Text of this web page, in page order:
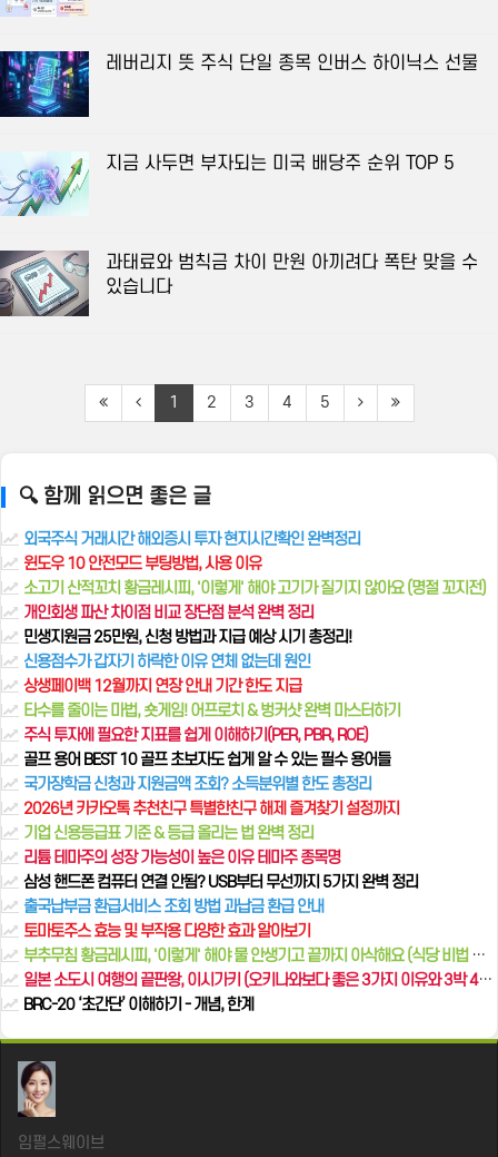
레버리지 뜻 주식 단일 종목 인버스 하이닉스 선물
지금 사두면 부자되는 미국 배당주 순위 TOP 5
과태료와 범칙금 차이 만원 아끼려다 폭탄 맞을 수
있습니다
1 2 3 4 5
🔍 함께 읽으면 좋은 글
외국주식 거래시간 해외증시 투자 현지시간확인 완벽정리
윈도우 10 안전모드 부팅방법, 사용 이유
소고기 산적꼬치 황금레시피, '이렇게' 해야 고기가 질기지 않아요 (명절 꼬지전)
개인회생 파산 차이점 비교 장단점 분석 완벽 정리
민생지원금 25만원, 신청 방법과 지급 예상 시기 총정리!
신용점수가 갑자기 하락한 이유 연체 없는데 원인
상생페이백 12월까지 연장 안내 기간 한도 지급
타수를 줄이는 마법, 숏게임! 어프로치 & 벙커샷 완벽 마스터하기
주식 투자에 필요한 지표를 쉽게 이해하기(PER, PBR, ROE)
골프 용어 BEST 10 골프 초보자도 쉽게 알 수 있는 필수 용어들
국가장학금 신청과 지원금액 조회? 소득분위별 한도 총정리
2026년 카카오톡 추천친구 특별한친구 해제 즐겨찾기 설정까지
기업 신용등급표 기준 & 등급 올리는 법 완벽 정리
리튬 테마주의 성장 가능성이 높은 이유 테마주 종목명
삼성 핸드폰 컴퓨터 연결 안됨? USB부터 무선까지 5가지 완벽 정리
출국납부금 환급서비스 조회 방법 과납금 환급 안내
토마토주스 효능 및 부작용 다양한 효과 알아보기
부추무침 황금레시피, '이렇게' 해야 물 안생기고 끝까지 아삭해요 (식당 비법 양념장)
일본 소도시 여행의 끝판왕, 이시가키 (오키나와보다 좋은 3가지 이유와 3박 4일 필수 코스)
BRC-20 ‘초간단’ 이해하기 - 개념, 한계
임펄스웨이브